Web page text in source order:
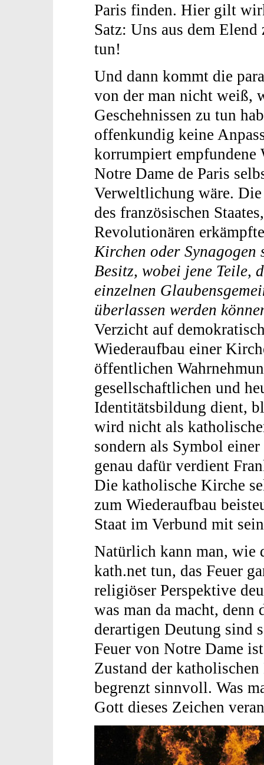
Paris finden. Hier gilt
Satz: Uns aus dem
tun!
Und dann kommt die
von der man nicht weiß,
Geschehnissen zu tun
offenkundig keine
korrumpiert
Notre Dame de Paris
Verweltlichung wäre.
des französischen
Revolutionären
Kirchen oder
Besitz, wobei jene Teile,
einzelnen
überlassen werden
Verzicht auf
Wiederaufbau einer
öffentlichen
gesellschaftlichen und
Identitätsbildung dient,
wird nicht als
sondern als Symbol
genau dafür verdient
Die katholische Kirche
zum Wiederaufbau
Staat im Verbund mit
Natürlich kann man, wie
kath.net tun, das Feuer
religiöser Perspektive
was man da macht,
derartigen Deutung sind
Feuer von Notre Dame
Zustand der
begrenzt sinnvoll. Was
Gott dieses Zeichen